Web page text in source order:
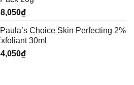
là:
185,250₫.
₫Giá
tại
là:
208,050₫.
Choice Skin Perfecting 2%
30ml
₫Giá